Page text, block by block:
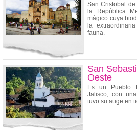
San Cristobal
la República
mágico cuya
la
fauna.
San
Oeste
Es un Pueblo
Jalisco, con
tuvo su auge en